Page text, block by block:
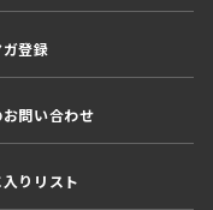
ガ登録
問い合わせ
りリスト